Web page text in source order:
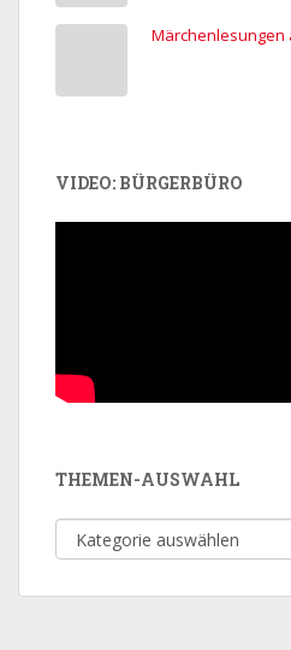
Märchenlesungen
VIDEO: BÜRGERBÜRO
THEMEN-AUSWAHL
Themen-
Auswahl